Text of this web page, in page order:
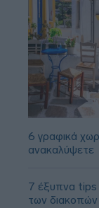
6 γραφικά
ανακαλύψετε
7 έξυπνα tips
των διακοπών